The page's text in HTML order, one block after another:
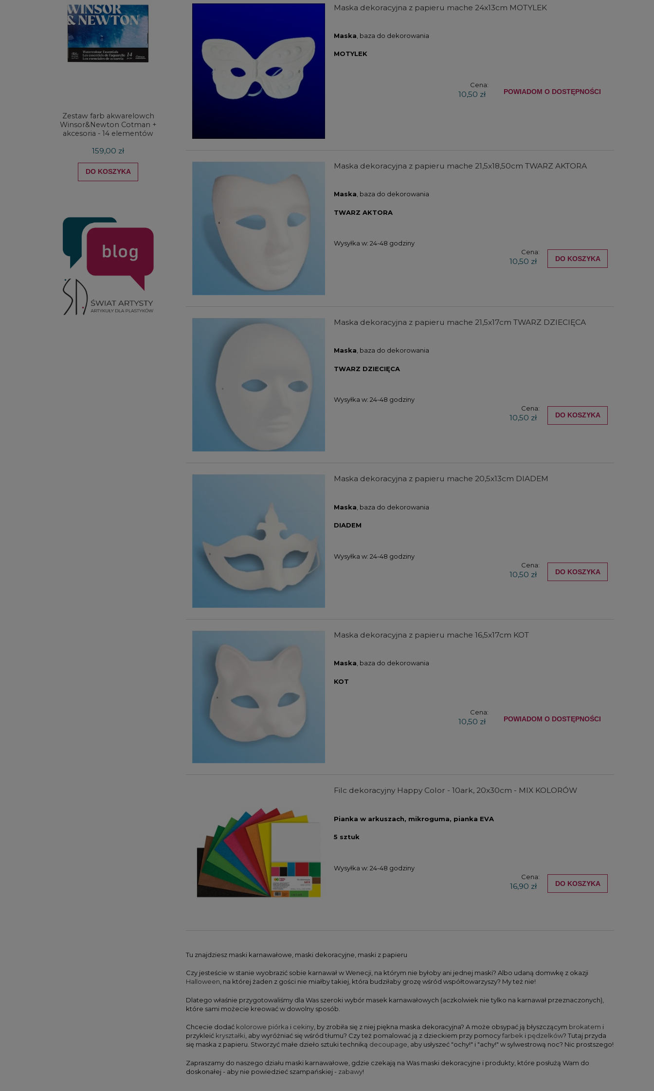
Zestaw farb akwarelowch
Winsor&Newton Cotman +
akcesoria - 14 elementów
159,00 zł
DO KOSZYKA DO KOSZYKA DO KOSZYKA
Maska dekoracyjna z papieru mache 24x13cm MOTYLEK
Maska , baza do dekorowania
MOTYLEK
Cena:
10,50 zł POWIADOM O DOSTĘPNOŚCI
Maska dekoracyjna z papieru mache 21,5x18,50cm TWARZ AKTORA
Maska , baza do dekorowania
TWARZ AKTORA
Wysyłka w: 24-48 godziny
Cena:
10,50 zł DO KOSZYKA
Maska dekoracyjna z papieru mache 21,5x17cm TWARZ DZIECIĘCA
Maska, baza do dekorowania
TWARZ DZIECIĘCA
Wysyłka w: 24-48 godziny
Cena:
10,50 zł DO KOSZYKA
Maska dekoracyjna z papieru mache 20,5x13cm DIADEM
Maska , baza do dekorowania
DIADEM
Wysyłka w: 24-48 godziny
Cena:
10,50 zł DO KOSZYKA
Maska dekoracyjna z papieru mache 16,5x17cm KOT
Maska, baza do dekorowania
KOT
Cena:
10,50 zł POWIADOM O DOSTĘPNOŚCI
Filc dekoracyjny Happy Color - 10ark, 20x30cm - MIX KOLORÓW
Pianka w arkuszach, mikroguma, pianka EVA
5 sztuk
Wysyłka w: 24-48 godziny
Cena:
16,90 zł DO KOSZYKA
Tu znajdziesz maski karnawałowe, maski dekoracyjne, maski z papieru
Czy jesteście w stanie wyobrazić sobie karnawał w Wenecji, na którym nie byłoby ani jednej maski? Albo udaną domwkę z okazji
Halloween , na której żaden z gości nie miałby takiej, która budziłaby grozę wśród współtowarzyszy? My też nie!
Dlatego właśnie przygotowaliśmy dla Was szeroki wybór masek karnawałowych (aczkolwiek nie tylko na karnawał przeznaczonych),
które sami możecie kreować w dowolny sposób.
Chcecie dodać kolorowe piórka i cekiny , by zrobiła się z niej piękna maska dekoracyjna? A może obsypać ją błyszczącym brokatem i
przykleić kryształki , aby wyróżniać się wśród tłumu? Czy też pomalować ją z dzieckiem przy pomocyfarbek i pędzelków? Tutaj przyda
się maska z papieru. Stworzyć małe dzieło sztuki techniką decoupage , aby usłyszeć "ochy!" i "achy!" w sylwestrową noc? Nic prostszego!
Zapraszamy do naszego działu maski karnawałowe, gdzie czekają na Was maski dekoracyjne i produkty, które posłużą Wam do
doskonałej - aby nie powiedzieć szampańskiej - zabawy!